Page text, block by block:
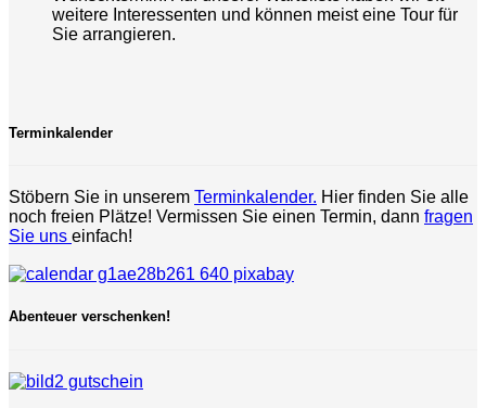
weitere Interessenten und können meist eine Tour für
Sie arrangieren.
Terminkalender
Stöbern Sie in unserem Terminkalender. Hier finden Sie alle
noch freien Plätze! Vermissen Sie einen Termin, dann fragen
Sie uns einfach!
Abenteuer verschenken!